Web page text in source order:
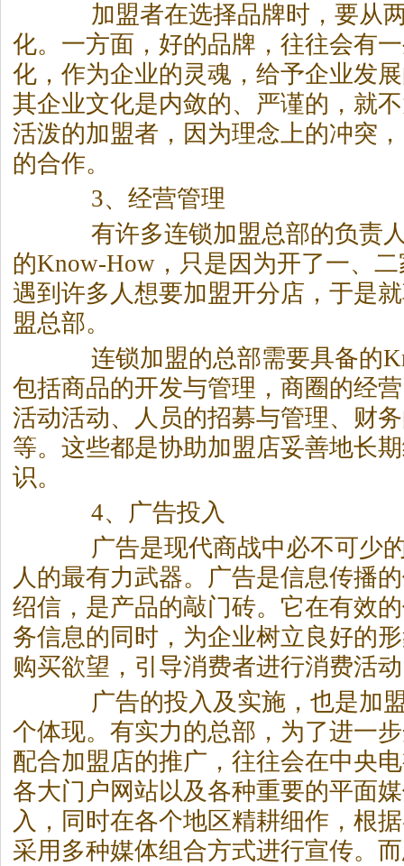
加盟者在选择品牌时，要从两
化。一方面，好的品牌，往往会有
化，作为企业的灵魂，给予企业发
其企业文化是内敛的、严谨的，就
活泼的加盟者，因为理念上的冲突
的合作。
3、经营管理
有许多连锁加盟总部的负责人
的Know-How，只是因为开了一、
遇到许多人想要加盟开分店，于是
盟总部。
连锁加盟的总部需要具备的
包括商品的开发与管理，商圈的经
活动活动、人员的招募与管理、财
等。这些都是协助加盟店妥善地长
识。
4、广告投入
广告是现代商战中必不可少的
人的最有力武器。广告是信息传播
绍信，是产品的敲门砖。它在有效
务信息的同时，为企业树立良好的
购买欲望，引导消费者进行消费活
广告的投入及实施，也是加盟
个体现。有实力的总部，为了进一
配合加盟店的推广，往往会在中央
各大门户网站以及各种重要的平面
入，同时在各个地区精耕细作，根
采用多种媒体组合方式进行宣传。